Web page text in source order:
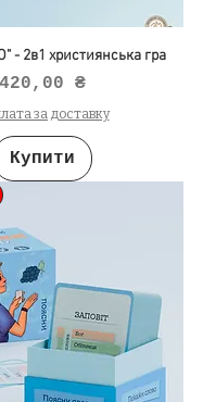
- 2в1 християнська гра
Ціна
420,00 ₴
за доставку
Купити